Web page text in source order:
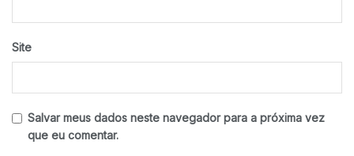
Site
Salvar meus dados neste navegador para a próxima vez
que eu comentar.